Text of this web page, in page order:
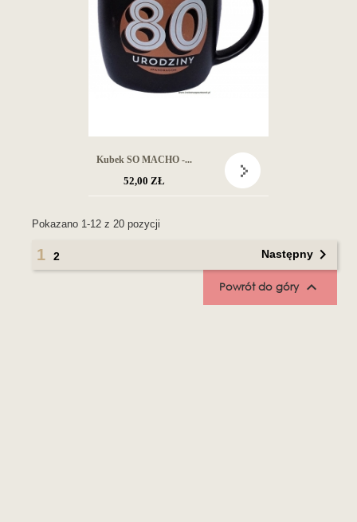
Kubek SO MACHO -...
52,00 ZŁ
Pokazano 1-12 z 20 pozycji
1 2 Następny 
Powrót do góry 